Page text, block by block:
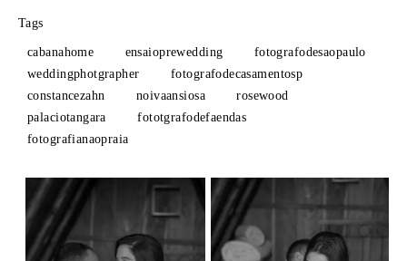
Tags
cabanahome ensaioprewedding
fotografodesaopaulo
weddingphotgrapher
fotografodecasamentosp
constancezahn
noivaansiosa
rosewood
palaciotangara
fototgrafodefaendas
fotografianaopraia